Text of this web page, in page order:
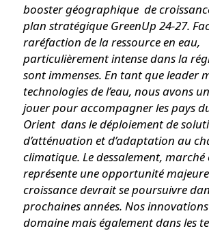
booster géographique de
plan stratégique GreenUp 24-27.
raréfaction de la ressource en eau,
particulièrement intense dans la
sont immenses. En tant que leader
technologies de l’eau, nous avons
jouer pour accompagner les pays
Orient dans le déploiement de
d’atténuation et d’adaptation au
climatique. Le dessalement, marché
représente une opportunité
croissance devrait se poursuivre
prochaines années. Nos
domaine mais également dans les